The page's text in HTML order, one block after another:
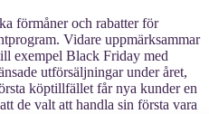
förmåner och rabatter för
Vidare uppmärksammar
exempel Black Friday med
utförsäljningar under året,
köptillfället får nya kunder en
de valt att handla sin första vara